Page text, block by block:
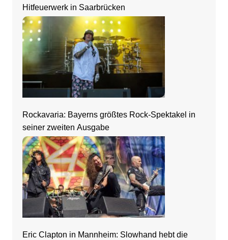
Hitfeuerwerk in Saarbrücken
Rockavaria: Bayerns größtes Rock-Spektakel in
seiner zweiten Ausgabe
Eric Clapton in Mannheim: Slowhand hebt die